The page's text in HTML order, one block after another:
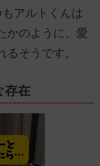
アルトくんは
かのように、愛
そうです。
存在